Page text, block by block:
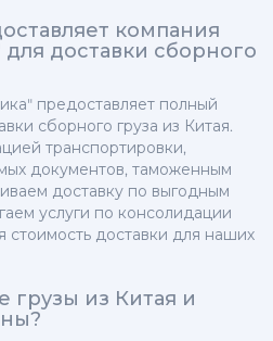
компания
доставки сборного
предоставляет полный
сборного груза из Китая.
транспортировки,
документов, таможенным
доставку по выгодным
услуги по консолидации
стоимость доставки для наших
грузы из Китая и